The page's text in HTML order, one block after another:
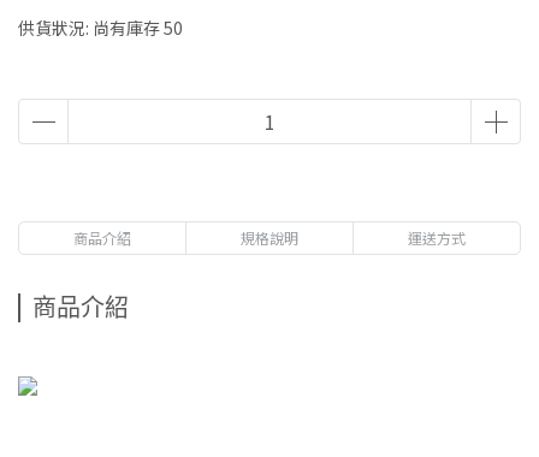
供貨狀況: 尚有庫存 50
商品介紹 規格說明 運送方式
商品介紹